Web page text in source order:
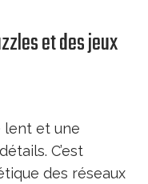
et des jeux
lent et une
C’est
des réseaux